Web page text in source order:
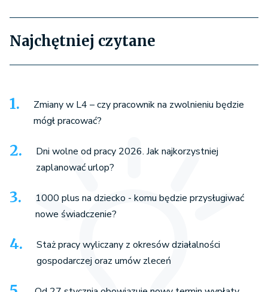
Najchętniej czytane
Zmiany w L4 – czy pracownik na zwolnieniu będzie
mógł pracować?
Dni wolne od pracy 2026. Jak najkorzystniej
zaplanować urlop?
1000 plus na dziecko - komu będzie przysługiwać
nowe świadczenie?
Staż pracy wyliczany z okresów działalności
gospodarczej oraz umów zleceń